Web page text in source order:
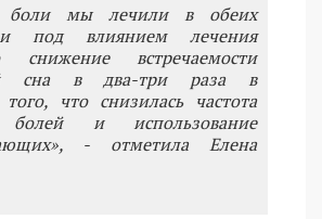
боли мы лечили в обеих
под влиянием лечения
снижение встречаемости
сна в два-три раза в
того, что снизилась частота
болей и использование
- отметила Елена